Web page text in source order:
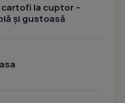
la cuptor –
și gustoasă